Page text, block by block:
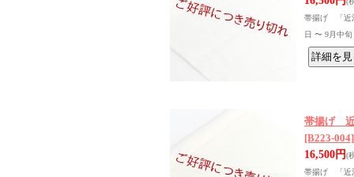
帯揚げ 「近
日 〜 9月中旬
帯揚げ 近
[B223-004]
16,500円(
帯揚げ 「近